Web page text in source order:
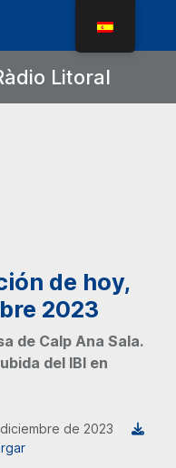
Litoral
de hoy,
2023
de Calp Ana Sala.
del IBI en
de 2023